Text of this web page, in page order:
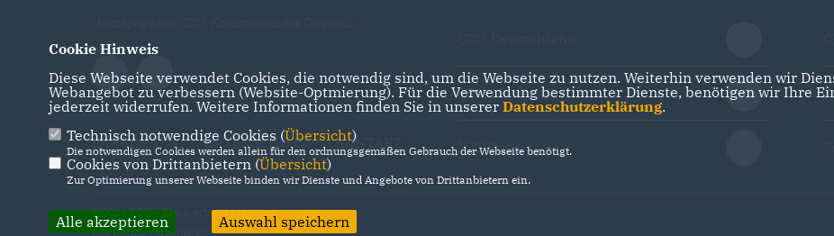
IMPRESSUM DATENSCHUTZ KONTAKT
CDU Niedersachsen
MIT Bund
@2026 CDU - Kreisverband Diepholz
Alle Rechte vorbehalten.
Cookie Hinweis
Diese Webseite verwendet Cookies, die notwendig sind, um die Webseite zu nutzen. Weiterhin verwenden wir
Webangebot zu verbessern (Website-Optmierung). Für die Verwendung bestimmter Dienste, benötigen wir Ihre
jederzeit widerrufen. Weitere Informationen finden Sie in unserer Datenschutzerklärung.
Technisch notwendige Cookies (Übersicht)
Die notwendigen Cookies werden allein für den ordnungsgemäßen Gebrauch der Webseite benötigt.
Cookies von Drittanbietern (Übersicht)
Zur Optimierung unserer Webseite binden wir Dienste und Angebote von Drittanbietern ein.
Alle akzeptieren Auswahl speichern